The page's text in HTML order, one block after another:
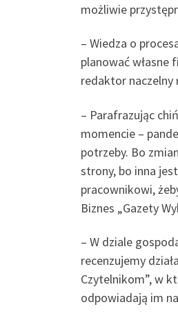
możliwie
– Wiedza o
planować własne
redaktor naczelny
– Parafrazując
momencie –
potrzeby. Bo
strony, bo inna
pracownikowi,
Biznes „Gazety
– W dziale
recenzujemy
Czytelnikom”, w
odpowiadają im